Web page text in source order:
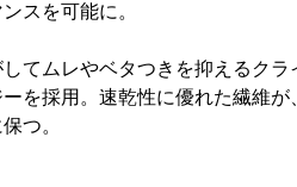
スを可能に。
てムレやベタつきを抑えるクラ
を採用。速乾性に優れた繊維が
つ。